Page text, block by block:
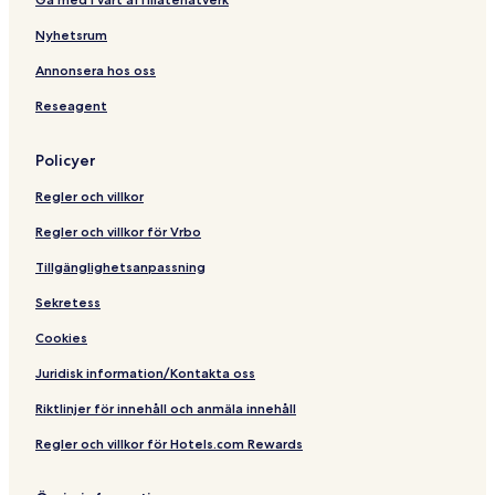
Nyhetsrum
Annonsera hos oss
Reseagent
Policyer
Regler och villkor
Regler och villkor för Vrbo
Tillgänglighetsanpassning
Sekretess
Cookies
Juridisk information/Kontakta oss
Riktlinjer för innehåll och anmäla innehåll
Regler och villkor för Hotels.com Rewards